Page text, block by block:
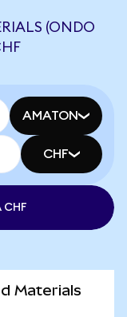
(ONDO
AMATON
CHF
Materials